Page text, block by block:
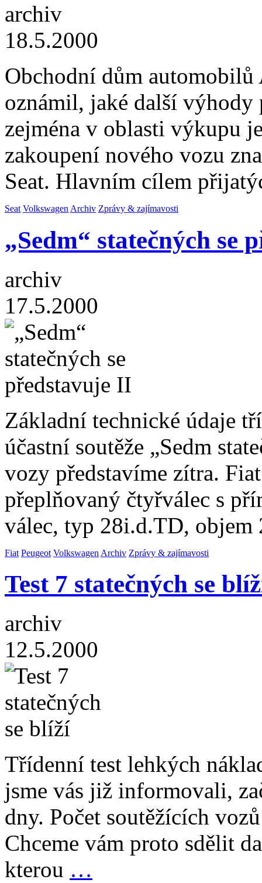
archiv
18.5.2000
Obchodní dům automobilů
oznámil, jaké další
zejména v oblasti výkupu
zakoupení nového vozu
Seat. Hlavním cílem
Seat Volkswagen Archiv Zprávy & zajímavosti
„Sedm“ statečných se
archiv
17.5.2000
Základní technické údaje
účastní soutěže „Sedm
vozy představíme zítra.
přeplňovaný čtyřválec s
válec, typ 28i.d.TD,
Fiat Peugeot Volkswagen Archiv Zprávy & zajímavosti
Test 7 statečných se
archiv
12.5.2000
Třídenní test lehkých
jsme vás již informovali,
dny. Počet soutěžících
Chceme vám proto sdělit
kterou …